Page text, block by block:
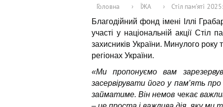
Головна › ЇЖА › Стіл пам’яті
Благодійний фонд імені Іллі
участі у національній акції Стіл
захисників України. Минулого року
регіонах України.
«Ми пропонуємо вам
засервірувати його у пам’ять
займатиме. Він немов чекає